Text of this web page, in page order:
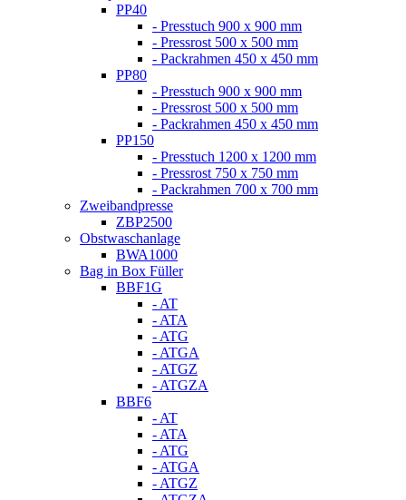
PP40
- Presstuch 900 x 900 mm
- Pressrost 500 x 500 mm
- Packrahmen 450 x 450 mm
PP80
- Presstuch 900 x 900 mm
- Pressrost 500 x 500 mm
- Packrahmen 450 x 450 mm
PP150
- Presstuch 1200 x 1200 mm
- Pressrost 750 x 750 mm
- Packrahmen 700 x 700 mm
Zweibandpresse
ZBP2500
Obstwaschanlage
BWA1000
Bag in Box Füller
BBF1G
- AT
- ATA
- ATG
- ATGA
- ATGZ
- ATGZA
BBF6
- AT
- ATA
- ATG
- ATGA
- ATGZ